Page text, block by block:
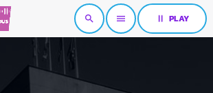
search menu pause PLAY